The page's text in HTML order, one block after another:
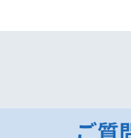
ご質